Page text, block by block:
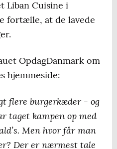
Liban Cuisine i
fortælle, at de lavede
OpdagDanmark om
hjemmeside:
flere burgerkæder - og
taget kampen op med
Men hvor får man
Der er nærmest tale